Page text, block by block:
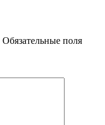
Обязательные поля